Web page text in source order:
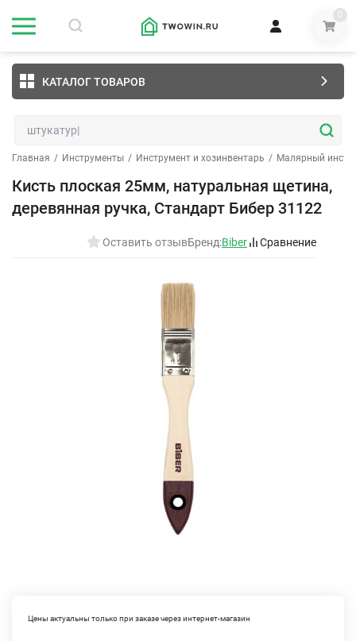
0
КАТАЛОГ ТОВАРОВ
Главная / Инструменты / Инструмент и хозинвентарь / Малярный
Кисть плоская 25мм, натуральная щетина,
деревянная ручка, Стандарт Бибер 31122
Оставить отзывБренд:Biber Сравнение
Цены актуальны только при заказе через интернет-магазин